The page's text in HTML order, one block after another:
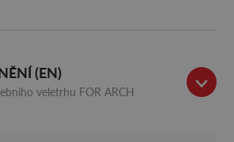
(EN)
veletrhu FOR ARCH